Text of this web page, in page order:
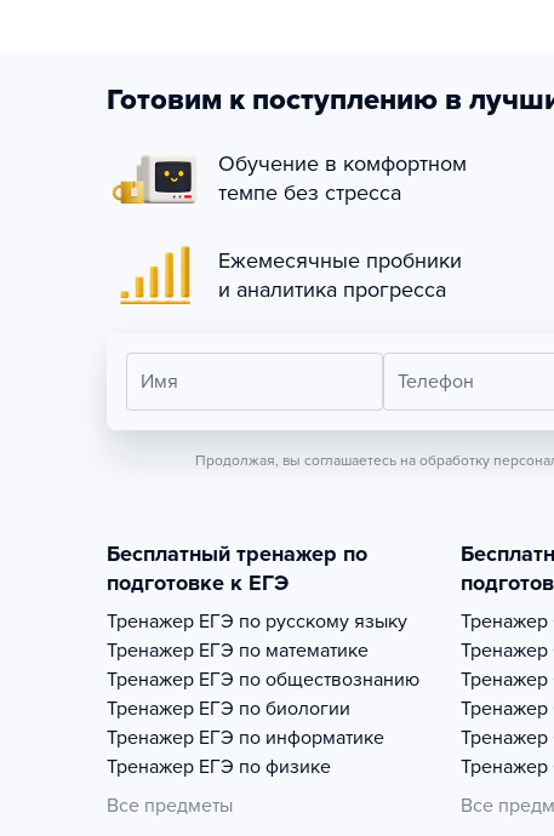
Готовим к поступлению в
Обучение в комфортном
темпе без стресса
Ежемесячные пробники
и аналитика прогресса
Имя Телефон
Продолжая, вы соглашаетесь на обработку
Бесплатный тренажер по
подготовке к ЕГЭ
Тренажер ЕГЭ по русскому языку
Тренажер ЕГЭ по математике
Тренажер ЕГЭ по обществознанию
Тренажер ЕГЭ по биологии
Тренажер ЕГЭ по информатике
Тренажер ЕГЭ по физике
Все предметы
Тренажер
Тренажер
Тренажер
Тренажер
Тренажер
Тренажер
Все